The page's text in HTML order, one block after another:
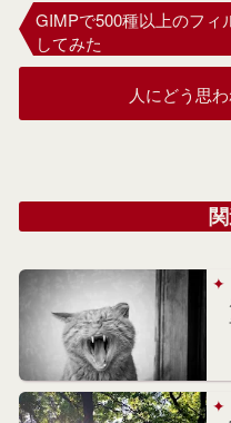
GIMPで500種以上のフィ
してみた
人にどう思